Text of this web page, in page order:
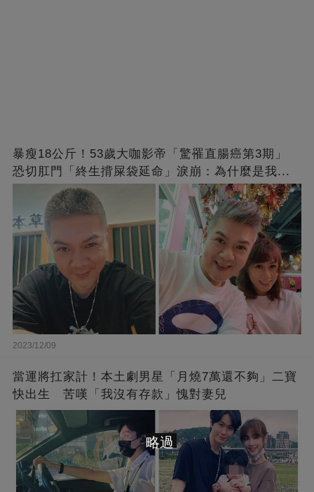
暴瘦18公斤！53歲大咖影帝「驚罹直腸癌第3期」
恐切肛門「終生揹屎袋延命」淚崩：為什麼是我...
2023/12/09
當運將扛家計！本土劇男星「月燒7萬還不夠」二寶
快出生 苦嘆「我沒有存款」愧對妻兒
略過